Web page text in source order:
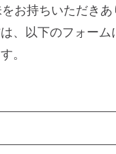
お持ちいただき
、以下のフォー
。